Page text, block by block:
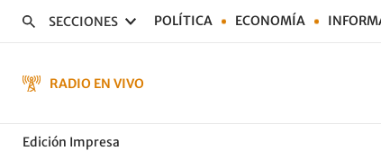
SECCIONES POLÍTICA ECONOMÍA
RADIO EN VIVO
Edición Impresa